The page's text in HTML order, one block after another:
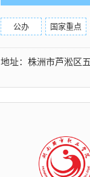
公办 国家重点
地址：株洲市芦淞区